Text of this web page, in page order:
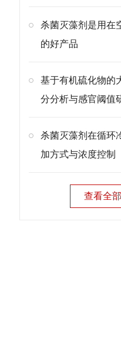
杀菌灭藻剂是用在
的好产品
基于有机硫化物的
分分析与感官阈值
杀菌灭藻剂在循环
加方式与浓度控制
查看全部